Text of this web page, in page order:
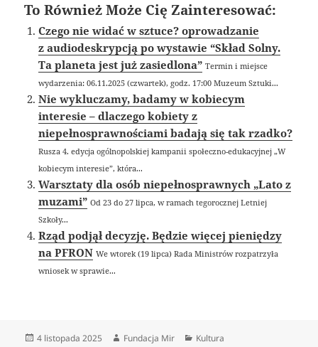
To Również Może Cię Zainteresować:
Czego nie widać w sztuce? oprowadzanie
z audiodeskrypcją po wystawie “Skład Solny.
Ta planeta jest już zasiedlona” Termin i miejsce
wydarzenia: 06.11.2025 (czwartek), godz. 17:00 Muzeum Sztuki...
Nie wykluczamy, badamy w kobiecym
interesie – dlaczego kobiety z
niepełnosprawnościami badają się tak rzadko?
Rusza 4. edycja ogólnopolskiej kampanii społeczno-edukacyjnej „W
kobiecym interesie”, która...
Warsztaty dla osób niepełnosprawnych „Lato z
muzami” Od 23 do 27 lipca, w ramach tegorocznej Letniej
Szkoły...
Rząd podjął decyzję. Będzie więcej pieniędzy
na PFRON We wtorek (19 lipca) Rada Ministrów rozpatrzyła
wniosek w sprawie...
Data
4 listopada 2025 Autor
Fundacja Mir Kategorie
Kultura